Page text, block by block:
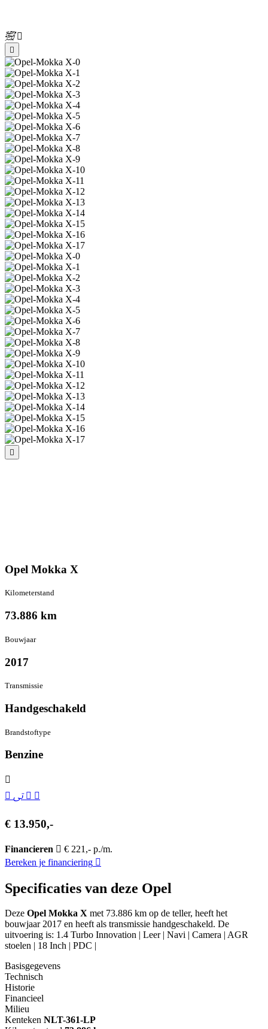
Opel Mokka X
Kilometer­stand
73.886 km
Bouwjaar
2017
Transmissie
Hand­geschakeld
Brandstof­type
Benzine
€ 13.950,-
Financieren
€ 221,- p./m.
Bereken je financiering
Specificaties van deze Opel
Deze Opel Mokka X met 73.886 km op de teller, heeft het
bouwjaar 2017 en heeft als transmissie handgeschakeld. De
uitvoering is: 1.4 Turbo Innovation | Leer | Navi | Camera | AGR
stoelen | 18 Inch | PDC |
Basisgegevens
Technisch
Historie
Financieel
Milieu
Kenteken NLT-361-LP